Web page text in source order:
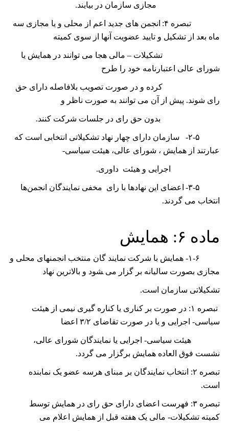
ﻣﺠﺎﺯی ﺳﺎﺯﻣﺎﻥ در بیایند.
تبصره ۴:
انجمن ھای جدید اعم از محلی و یا مجازی سه
ماه بعد از تشکیل و تایید عضویت آنھا از سوی کمیته
تشکیلات – مالی ھجا می توانند در ھمایش یا
شورای عالی اعتبارنامه خود را طرح
کرده و در صورت تصویب بلافاصله دارای حق
رای شوند. پیش از آن می توانند به صورت ناظر و
بدون حق رای در جلسات شرکت کنند.
۲-۵-
سازمان دارای ﭼﻬﺎﺭ نهاد ﺗﺸﮑﻴﻼﺗﯽ ﺍﻧﺘﺨﺎﺑﯽ ﺍﺳﺖ ﮐﻪ
ﻋﺒﺎﺭﺗﻨﺪ ﺍﺯ ﻫﻤﺎﻳﺶ ، ﺷﻮﺭﺍی ﻋﺎﻟﯽ، ﻫﻴﺌﺖ ﺳﻴﺎﺳﯽ-
ﺍﺟﺮﺍﻳﯽ ﻭ ﻫﻴﺌﺖ ﺩﺍﻭﺭی.
۳-۵-
اعضای این نهاد‌ها با رای مخفی نمایندگان انجمن‌ها
انتخاب می گردند.
ﻣﺎﺩﻩ ۶: ﻫﻤﺎﻳﺶ
۱-۶- ﻫﻤﺎﻳﺶ ﺑﺎ ﺷﺮﮐﺖ ﻧﻤﺎﻳﻨﺪ ﮔﺎﻥ ﻣﻨﺘﺨﺐ ﺍﻧﺠﻤﻨﻬﺎی ﻣﺤﻠﯽ ﻭ
ﻣﺠﺎﺯی ﺑﺼﻮﺭﺕ ﺳﺎﻟﻴﺎﻧﻪ ﺑﺮ ﮔﺰﺍﺭ می ﺸﻮﺩ ﻭ ﺑﺎﻻﺗﺮﻳﻦ نهاد
ﺗﺸﮑﻴﻼﺗﯽ ﺳﺎﺯﻣﺎﻥ ﺍﺳﺖ.
ﺗﺒﺼﺮﻩ ۱: دﺭ ﺻﻮﺭﺕ ﺑﺮ ﮐﻨﺎﺭی ﻳﺎ ﮐﻨﺎﺭﻩ ﮔﻴﺮی ﻧﻴﻤﯽ ﺍﺯ ﻫﻴﺌﺖ
ﺳﻴﺎﺳﯽ- ﺍﺟﺮﺍﻳﯽ ﻭ ﻳﺎ ﺩﺭ ﺻﻮﺭﺕ ﺗﻘﺎﺿﺎی ۳/۲ ﺍﻋﻀﺎ
ﻫﻴﺌﺖ ﺳﻴﺎﺳﯽ- ﺍﺟﺮﺍﻳﯽ ﻳﺎ ﻧﻤﺎﻳﻨﺪﮔﺎﻥ ﺷﻮﺭﺍی ﻋﺎﻟﯽ،
ﻧﺸﺴﺖ ﻓﻮﻕ ﺍﻟﻌﺎﺩﻩ ﻫﻤﺎﻳﺶ ﺑﺮﮔﺰﺍﺭ می گردد.
ﺗﺒﺼﺮﻩ ۲: ﺍﻧﺘﺨﺎﺏ ﻧﻤﺎﻳﻨﺪﮔﺎﻥ ﺑﺮ ﻣﺒﻨﺎ
ی ﻫﺮﺳﻪ ﻋﻀﻮ ﻳﮏ ﻧﻤﺎﺑﻨﺪﻩ
ﺍﺳﺖ.
تبصره ۳: فهرست اعضای دارای حق رای در همایش توسط
کمیته تشکیلات- مالی یک هفته قبل از همایش اعلام می